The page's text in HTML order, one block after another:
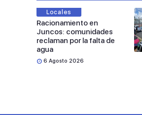
Locales
Racionamiento en
Juncos: comunidades
reclaman por la falta de
agua
6 Agosto 2026